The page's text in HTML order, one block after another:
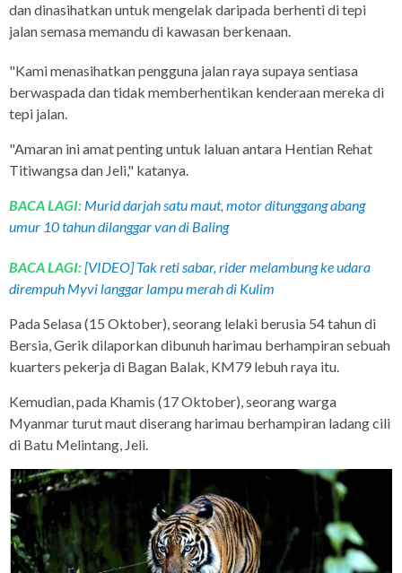
dan dinasihatkan untuk mengelak daripada berhenti di tepi
jalan semasa memandu di kawasan berkenaan.
"Kami menasihatkan pengguna jalan raya supaya sentiasa
berwaspada dan tidak memberhentikan kenderaan mereka di
tepi jalan.
"Amaran ini amat penting untuk laluan antara Hentian Rehat
Titiwangsa dan Jeli," katanya.
BACA LAGI: Murid darjah satu maut, motor ditunggang abang
umur 10 tahun dilanggar van di Baling
BACA LAGI:[VIDEO] Tak reti sabar, rider melambung ke udara
dirempuh Myvi langgar lampu merah di Kulim
Pada Selasa (15 Oktober), seorang lelaki berusia 54 tahun di
Bersia, Gerik dilaporkan dibunuh harimau berhampiran sebuah
kuarters pekerja di Bagan Balak, KM79 lebuh raya itu.
Kemudian, pada Khamis (17 Oktober), seorang warga
Myanmar turut maut diserang harimau berhampiran ladang cili
di Batu Melintang, Jeli.